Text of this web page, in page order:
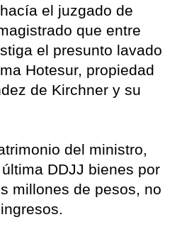
el juzgado de
que entre
el presunto lavado
Hotesur, propiedad
de Kirchner y su
del ministro,
DDJJ bienes por
millones de pesos, no